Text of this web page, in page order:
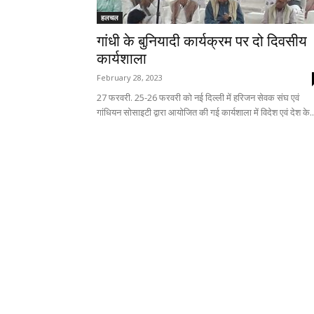
हलचल
गांधी के बुनियादी कार्यक्रम पर दो दिवसीय
कार्यशाला
February 28, 2023
27 फरवरी. 25-26 फरवरी को नई दिल्ली में हरिजन सेवक संघ एवं
गांधियन सोसाइटी द्वारा आयोजित की गई कार्यशाला में विदेश एवं देश